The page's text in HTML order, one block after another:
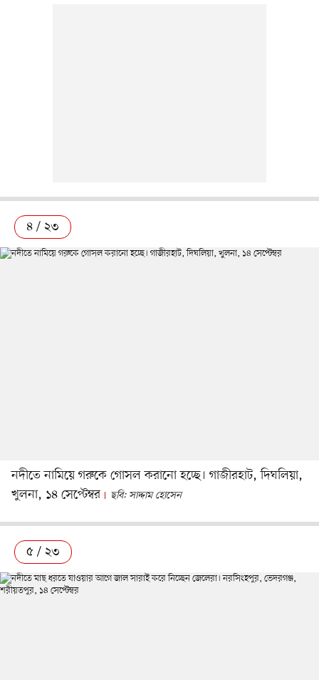
৪ / ২৩
নদীতে নামিয়ে গরুকে গোসল করানো হচ্ছে। গাজীরহাট, দিঘলিয়া,
খুলনা, ১৪ সেপ্টেম্বর
ছবি: সাদ্দাম হোসেন
৫ / ২৩